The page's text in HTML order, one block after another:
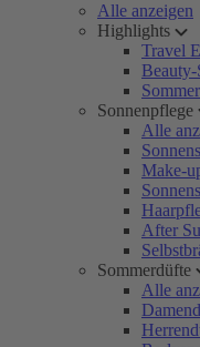
Alle anzeigen
Highlights
Travel
Sonnenpflege
Alle
Make-
After
Sommerdüfte
Alle